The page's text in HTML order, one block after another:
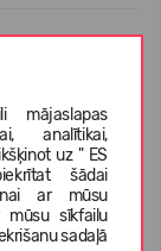
mājaslapas
analītikai,
uz " ES
šādai
ar mūsu
sīkfailu
sadaļā